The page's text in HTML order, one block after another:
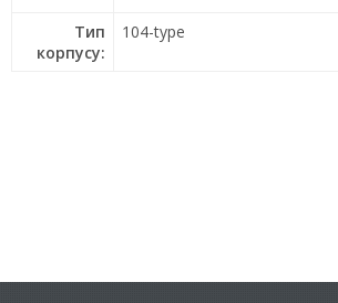
Тип
корпусу:
104-type